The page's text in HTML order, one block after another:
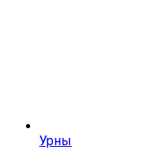
Урны